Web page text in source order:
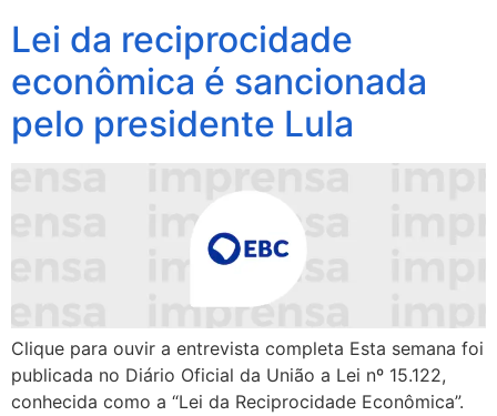
Lei da reciprocidade
econômica é sancionada
pelo presidente Lula
Clique para ouvir a entrevista completa Esta semana foi
publicada no Diário Oficial da União a Lei nº 15.122,
conhecida como a “Lei da Reciprocidade Econômica”.